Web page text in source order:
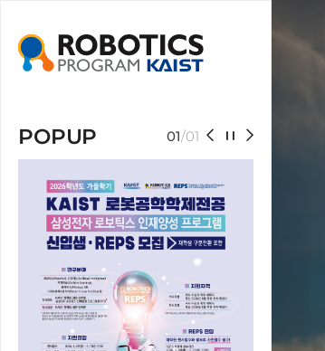
POPUP 01/01